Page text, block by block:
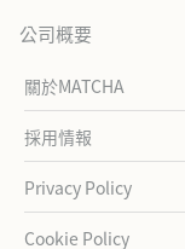
公司概要
關於MATCHA
採用情報
Privacy Policy
Cookie Policy